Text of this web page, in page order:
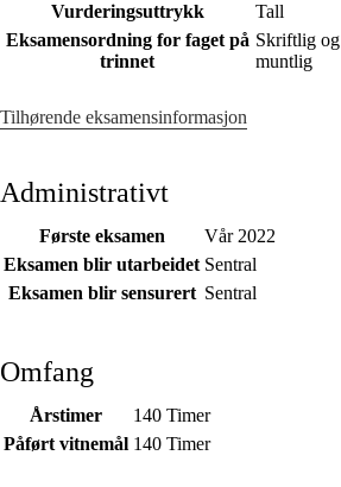
Vurderingsuttrykk
Tall
Eksamensordning for faget på
trinnet
Skriftlig og
muntlig
Tilhørende eksamensinformasjon
Administrativt
Første eksamen
Vår 2022
Eksamen blir utarbeidet Sentral
Eksamen blir sensurert Sentral
Omfang
Årstimer
140 Timer
Påført vitnemål 140 Timer